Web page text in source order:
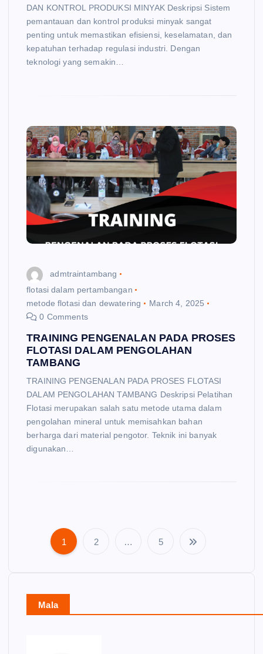
DAN KONTROL PRODUKSI MINYAK Deskripsi Sistem
pemantauan dan kontrol produksi minyak sangat
penting untuk memastikan efisiensi, keselamatan, dan
kepatuhan terhadap regulasi industri. Dengan
teknologi yang semakin…
admtraintambang
flotasi dalam pertambangan
metode flotasi dan dewatering
March 4, 2025
0 Comments
TRAINING PENGENALAN PADA PROSES
FLOTASI DALAM PENGOLAHAN
TAMBANG
TRAINING PENGENALAN PADA PROSES FLOTASI
DALAM PENGOLAHAN TAMBANG Deskripsi Pelatihan
Flotasi merupakan salah satu metode utama dalam
pengolahan mineral untuk memisahkan bahan
berharga dari material pengotor. Teknik ini banyak
digunakan…
s
1 2 … 5
Mala